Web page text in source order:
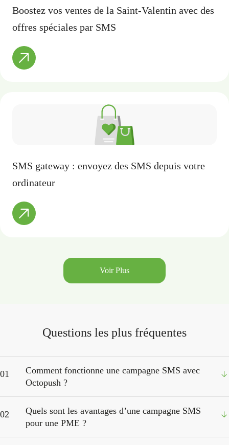
Boostez vos ventes de la Saint-Valentin avec des
offres spéciales par SMS
SMS gateway : envoyez des SMS depuis votre
ordinateur
Voir Plus
Questions les plus fréquentes
01
Comment fonctionne une campagne SMS avec
Octopush ?
02
Quels sont les avantages d’une campagne SMS
pour une PME ?